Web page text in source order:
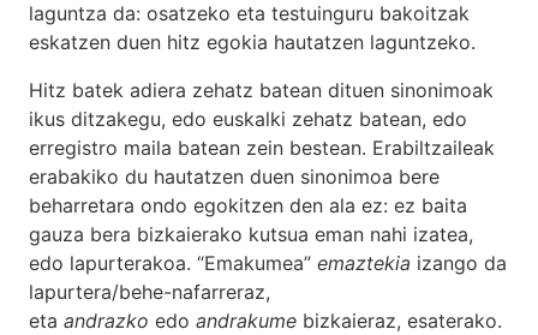
laguntza da: osatzeko eta testuinguru bakoitzak
eskatzen duen hitz egokia hautatzen laguntzeko.
Hitz batek adiera zehatz batean dituen sinonimoak
ikus ditzakegu, edo euskalki zehatz batean, edo
erregistro maila batean zein bestean. Erabiltzaileak
erabakiko du hautatzen duen sinonimoa bere
beharretara ondo egokitzen den ala ez: ez baita
gauza bera bizkaierako kutsua eman nahi izatea,
edo lapurterakoa. “Emakumea” emaztekia izango da
lapurtera/behe-nafarreraz,
eta andrazko edo andrakume bizkaieraz, esaterako.